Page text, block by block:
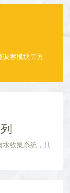
调蓄模块等方
水收集系统，具